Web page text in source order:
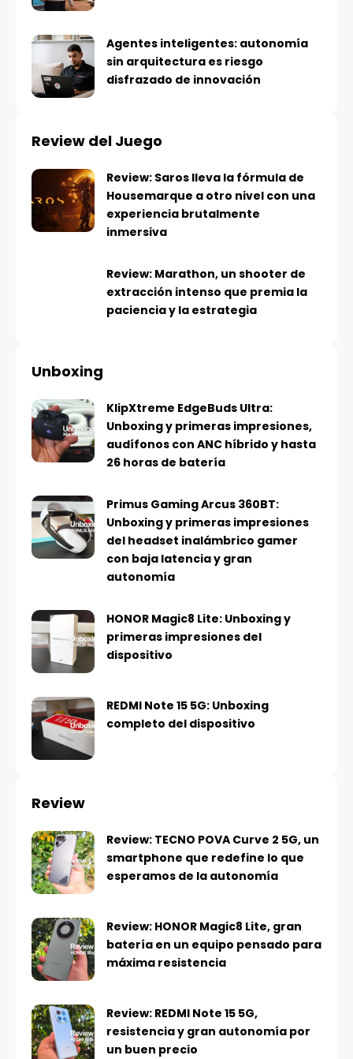
Agentes inteligentes: autonomía
sin arquitectura es riesgo
disfrazado de innovación
Review del Juego
Review: Saros lleva la fórmula de
Housemarque a otro nivel con una
experiencia brutalmente
inmersiva
Review: Marathon, un shooter de
extracción intenso que premia la
paciencia y la estrategia
Unboxing
KlipXtreme EdgeBuds Ultra:
Unboxing y primeras impresiones,
audífonos con ANC híbrido y hasta
26 horas de batería
Primus Gaming Arcus 360BT:
Unboxing y primeras impresiones
del headset inalámbrico gamer
con baja latencia y gran
autonomía
HONOR Magic8 Lite: Unboxing y
primeras impresiones del
dispositivo
REDMI Note 15 5G: Unboxing
completo del dispositivo
Review
Review: TECNO POVA Curve 2 5G, un
smartphone que redefine lo que
esperamos de la autonomía
Review: HONOR Magic8 Lite, gran
batería en un equipo pensado para
máxima resistencia
Review: REDMI Note 15 5G,
resistencia y gran autonomía por
un buen precio